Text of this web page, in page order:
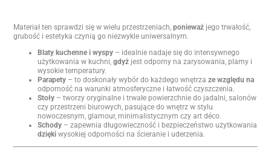
Materiał ten sprawdzi się w wielu przestrzeniach,ponieważ jego trwałość,
grubość i estetyka czynią go niezwykle uniwersalnym.
Blaty kuchenne i wyspy – idealnie nadaje się do intensywnego
użytkowania w kuchni,gdyż jest odporny na zarysowania, plamy i
wysokie temperatury.
Parapety – to doskonały wybór do każdego wnętrzaze względu na
odporność na warunki atmosferyczne i łatwość czyszczenia.
Stoły – tworzy oryginalne i trwałe powierzchnie do jadalni, salonów
czy przestrzeni biurowych, pasujące do wnętrz w stylu
nowoczesnym, glamour, minimalistycznym czy art déco.
Schody – zapewnia długowieczność i bezpieczeństwo użytkowania
dzięki wysokiej odporności na ścieranie i uderzenia.